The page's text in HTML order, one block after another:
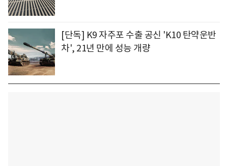
[단독] K9 자주포 수출 공신 'K10 탄약운반
차', 21년 만에 성능 개량